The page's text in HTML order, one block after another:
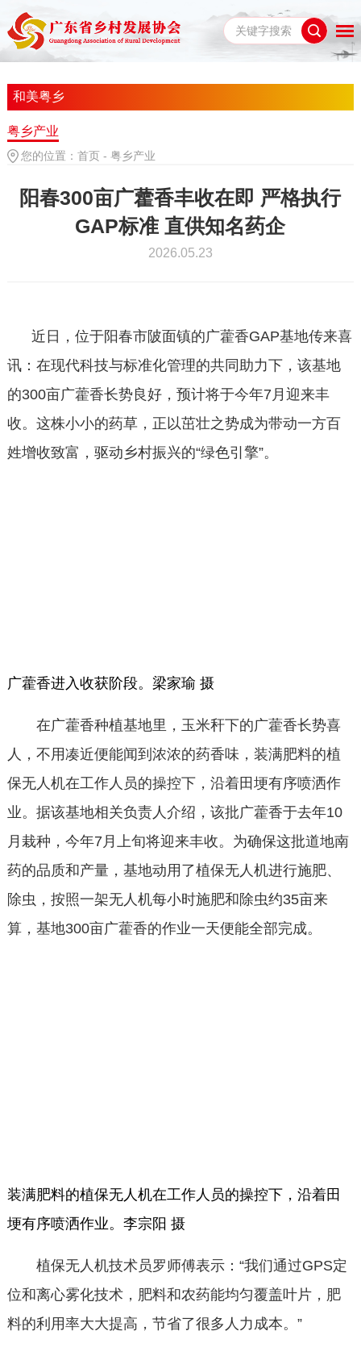
和美粤乡
粤乡产业
您的位置： 首页 - 粤乡产业
阳春300亩广藿香丰收在即 严格执行
GAP标准 直供知名药企
2026.05.23
近日，位于阳春市陂面镇的广藿香GAP基地传来喜
讯：在现代科技与标准化管理的共同助力下，该基地
的300亩广藿香长势良好，预计将于今年7月迎来丰
收。这株小小的药草，正以茁壮之势成为带动一方百
姓增收致富，驱动乡村振兴的“绿色引擎”。
广藿香进入收获阶段。梁家瑜 摄
在广藿香种植基地里，玉米秆下的广藿香长势喜
人，不用凑近便能闻到浓浓的药香味，装满肥料的植
保无人机在工作人员的操控下，沿着田埂有序喷洒作
业。据该基地相关负责人介绍，该批广藿香于去年10
月栽种，今年7月上旬将迎来丰收。为确保这批道地南
药的品质和产量，基地动用了植保无人机进行施肥、
除虫，按照一架无人机每小时施肥和除虫约35亩来
算，基地300亩广藿香的作业一天便能全部完成。
装满肥料的植保无人机在工作人员的操控下，沿着田
埂有序喷洒作业。李宗阳 摄
植保无人机技术员罗师傅表示：“我们通过GPS定
位和离心雾化技术，肥料和农药能均匀覆盖叶片，肥
料的利用率大大提高，节省了很多人力成本。”